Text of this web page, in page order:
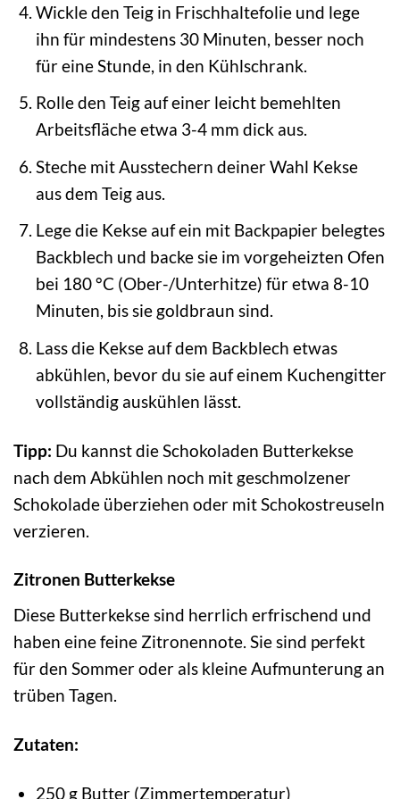
Wickle den Teig in Frischhaltefolie und lege
ihn für mindestens 30 Minuten, besser noch
für eine Stunde, in den Kühlschrank.
Rolle den Teig auf einer leicht bemehlten
Arbeitsfläche etwa 3-4 mm dick aus.
Steche mit Ausstechern deiner Wahl Kekse
aus dem Teig aus.
Lege die Kekse auf ein mit Backpapier belegtes
Backblech und backe sie im vorgeheizten Ofen
bei 180 °C (Ober-/Unterhitze) für etwa 8-10
Minuten, bis sie goldbraun sind.
Lass die Kekse auf dem Backblech etwas
abkühlen, bevor du sie auf einem Kuchengitter
vollständig auskühlen lässt.
Tipp: Du kannst die Schokoladen Butterkekse
nach dem Abkühlen noch mit geschmolzener
Schokolade überziehen oder mit Schokostreuseln
verzieren.
Zitronen Butterkekse
Diese Butterkekse sind herrlich erfrischend und
haben eine feine Zitronennote. Sie sind perfekt
für den Sommer oder als kleine Aufmunterung an
trüben Tagen.
Zutaten:
250 g Butter (Zimmertemperatur)